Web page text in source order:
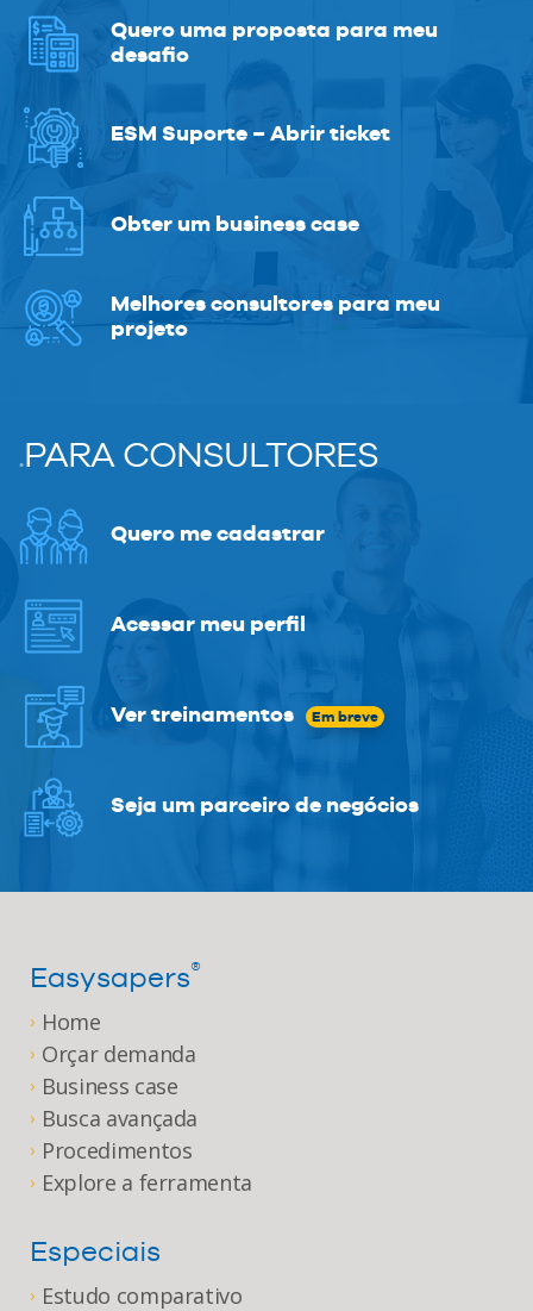
Quero uma proposta para meu
desafio
ESM Suporte – Abrir ticket
Obter um business case
Melhores consultores para meu
projeto
.PARA CONSULTORES
Quero me cadastrar
Acessar meu perfil
Ver treinamentos Em breve
Seja um parceiro de negócios
Easysapers®
› Home
› Orçar demanda
› Business case
› Busca avançada
› Procedimentos
› Explore a ferramenta
Especiais
› Estudo comparativo